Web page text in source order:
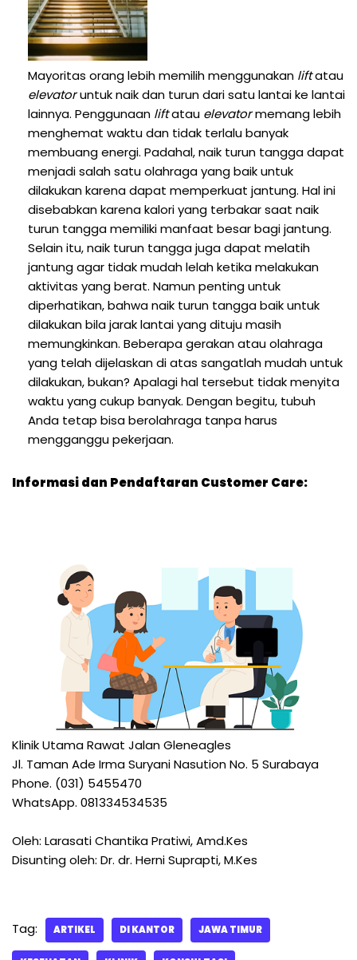
Mayoritas orang lebih memilih menggunakan liftatau
elevatoruntuk naik dan turun dari satu lantai ke lantai
lainnya. Penggunaan liftatau elevatormemang lebih
menghemat waktu dan tidak terlalu banyak
membuang energi. Padahal, naik turun tangga dapat
menjadi salah satu olahraga yang baik untuk
dilakukan karena dapat memperkuat jantung. Hal ini
disebabkan karena kalori yang terbakar saat naik
turun tangga memiliki manfaat besar bagi jantung.
Selain itu, naik turun tangga juga dapat melatih
jantung agar tidak mudah lelah ketika melakukan
aktivitas yang berat. Namun penting untuk
diperhatikan, bahwa naik turun tangga baik untuk
dilakukan bila jarak lantai yang dituju masih
memungkinkan. Beberapa gerakan atau olahraga
yang telah dijelaskan di atas sangatlah mudah untuk
dilakukan, bukan? Apalagi hal tersebut tidak menyita
waktu yang cukup banyak. Dengan begitu, tubuh
Anda tetap bisa berolahraga tanpa harus
mengganggu pekerjaan.
Informasi dan Pendaftaran Customer Care:
Klinik Utama Rawat Jalan Gleneagles
Jl. Taman Ade Irma Suryani Nasution No. 5 Surabaya
Phone. (031) 5455470
WhatsApp. 081334534535
Oleh: Larasati Chantika Pratiwi, Amd.Kes
Disunting oleh: Dr. dr. Herni Suprapti, M.Kes
Tag: ARTIKEL DI KANTOR JAWA TIMUR